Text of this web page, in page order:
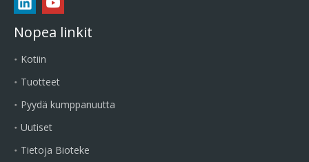
Nopea linkit
Kotiin
Tuotteet
Pyydä kumppanuutta
Uutiset
Tietoja Bioteke